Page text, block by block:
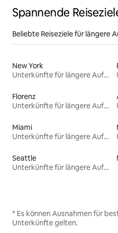
Spannende
Beliebte Reiseziele für längere
New York
Unterkünfte für längere Aufenthalte
Florenz
Unterkünfte für längere Aufenthalte
Miami
Unterkünfte für längere Aufenthalte
Seattle
Unterkünfte für längere Aufenthalte
* Es können Ausnahmen für
Unterkünfte gelten.